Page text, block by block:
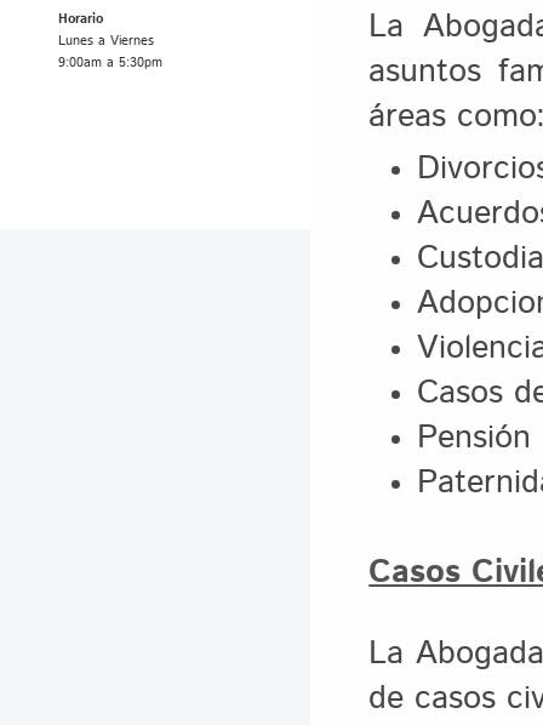
La
asuntos
áreas
Casos
Casos
La
de casos
Horario
Lunes a Viernes
9:00am a 5:30pm